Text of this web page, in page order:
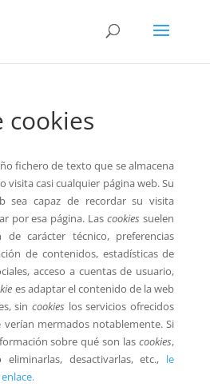
cookies
fichero de texto que se almacena
visita casi cualquier página web. Su
sea capaz de recordar su visita
por esa página. Lascookies suelen
de carácter técnico, preferencias
de contenidos, estadísticas de
acceso a cuentas de usuario,
es adaptar el contenido de la web
sincookies los servicios ofrecidos
verían mermados notablemente. Si
sobre qué son lascookies,
desactivarlas, etc., le